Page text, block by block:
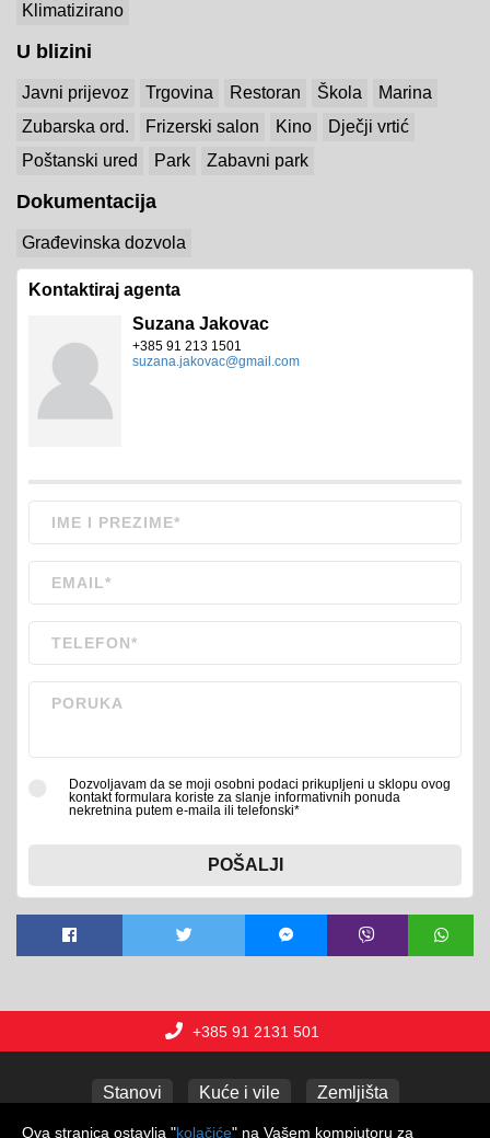
Klimatizirano
U blizini
Javni prijevoz Trgovina Restoran Škola
Marina
Zubarska ord.
Frizerski salon Kino
Dječji vrtić
Poštanski ured
Park Zabavni park
Dokumentacija
Građevinska dozvola
Kontaktiraj agenta
Suzana Jakovac
+385 91 213 1501
suzana.jakovac@gmail.com
Dozvoljavam da se moji osobni podaci prikupljeni u sklopu ovog
kontakt formulara koriste za slanje informativnih ponuda
nekretnina putem e-maila ili telefonski*
POŠALJI
+385 91 2131 501
Stanovi Kuće i vile Zemljišta
Poslovni prostori Apartmani Garaže
Ova stranica ostavlja "kolačiće" na Vašem kompjutoru za